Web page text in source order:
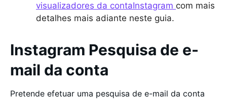
visualizadores da contaInstagram com mais
detalhes mais adiante neste guia.
Instagram Pesquisa de e-
mail da conta
Pretende efetuar uma pesquisa de e-mail da conta